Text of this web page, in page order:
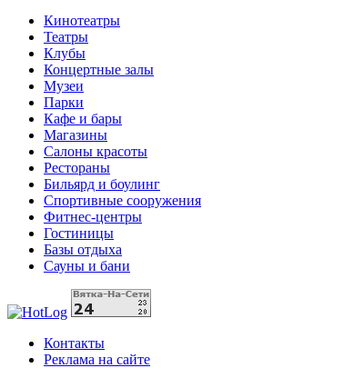
Кинотеатры
Театры
Клубы
Концертные залы
Музеи
Парки
Кафе и бары
Магазины
Салоны красоты
Рестораны
Бильярд и боулинг
Спортивные сооружения
Фитнес-центры
Гостиницы
Базы отдыха
Сауны и бани
Контакты
Реклама на сайте